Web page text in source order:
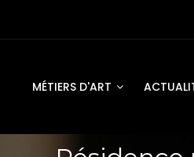
MÉTIERS D'ART